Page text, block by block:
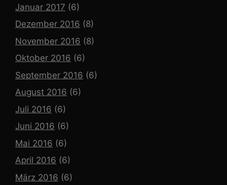
Januar 2017 (6)
Dezember 2016 (8)
November 2016 (8)
Oktober 2016 (6)
September 2016 (6)
August 2016 (6)
Juli 2016 (6)
Juni 2016 (6)
Mai 2016 (6)
April 2016 (6)
März 2016 (6)